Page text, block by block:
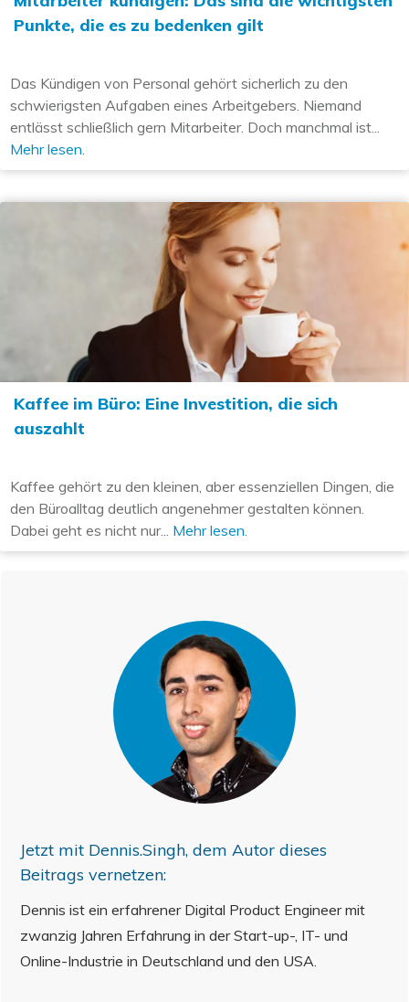
Punkte, die es zu bedenken gilt
Das Kündigen von Personal gehört sicherlich zu den
schwierigsten Aufgaben eines Arbeitgebers. Niemand
entlässt schließlich gern Mitarbeiter. Doch manchmal ist...
Mehr lesen.
Kaffee im Büro: Eine Investition, die sich
auszahlt
Kaffee gehört zu den kleinen, aber essenziellen Dingen, die
den Büroalltag deutlich angenehmer gestalten können.
Dabei geht es nicht nur... Mehr lesen.
Jetzt mit Dennis.Singh, dem Autor dieses
Beitrags vernetzen:
Dennis ist ein erfahrener Digital Product Engineer mit
zwanzig Jahren Erfahrung in der Start-up-, IT- und
Online-Industrie in Deutschland und den USA.